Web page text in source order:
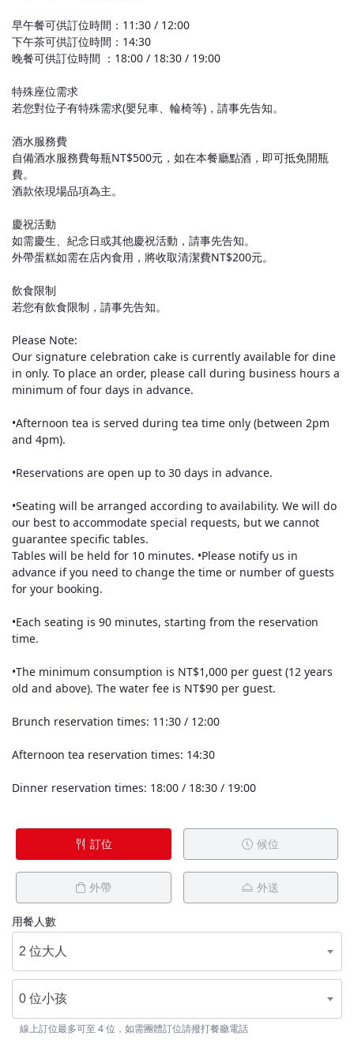
早午餐可供訂位時間：11:30 / 12:00
下午茶可供訂位時間：14:30
晚餐可供訂位時間 ：18:00 / 18:30 / 19:00
特殊座位需求
若您對位子有特殊需求(嬰兒車、輪椅等)，請事先告知。
酒水服務費
自備酒水服務費每瓶NT$500元，如在本餐廳點酒，即可抵免開瓶
費。
酒款依現場品項為主。
慶祝活動
如需慶生、紀念日或其他慶祝活動，請事先告知。
外帶蛋糕如需在店內食用，將收取清潔費NT$200元。
飲食限制
若您有飲食限制，請事先告知。
Please Note:
Our signature celebration cake is currently available for dine
in only. To place an order, please call during business hours a
minimum of four days in advance.
•Afternoon tea is served during tea time only (between 2pm
and 4pm).
•Reservations are open up to 30 days in advance.
•Seating will be arranged according to availability. We will do
our best to accommodate special requests, but we cannot
guarantee specific tables.
Tables will be held for 10 minutes. •Please notify us in
advance if you need to change the time or number of guests
for your booking.
•Each seating is 90 minutes, starting from the reservation
time.
•The minimum consumption is NT$1,000 per guest (12 years
old and above). The water fee is NT$90 per guest.
Brunch reservation times: 11:30 / 12:00
Afternoon tea reservation times: 14:30
Dinner reservation times: 18:00 / 18:30 / 19:00
訂位 候位
外帶 外送
用餐人數
2 位大人
0 位小孩
線上訂位最多可至 4 位，如需團體訂位請撥打餐廳電話